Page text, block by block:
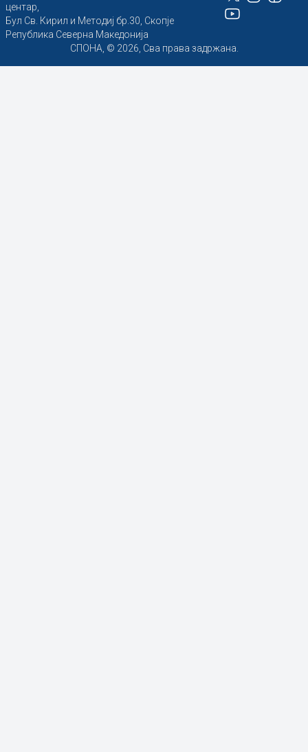
центар,
Бул Св. Кирил и Методиј бр.30, Скопје
Република Северна Македонија
СПОНА, © 2026, Сва права задржана.